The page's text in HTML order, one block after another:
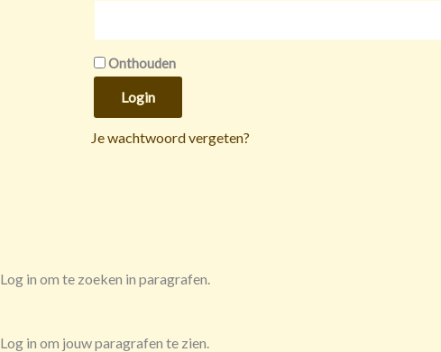
Onthouden
Login
Je wachtwoord vergeten?
Log in om te zoeken in paragrafen.
Log in om jouw paragrafen te zien.